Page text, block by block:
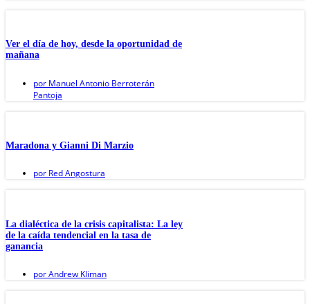
Ver el día de hoy, desde la oportunidad de
mañana
por Manuel Antonio Berroterán
Pantoja
Maradona y Gianni Di Marzio
por Red Angostura
La dialéctica de la crisis capitalista: La ley
de la caída tendencial en la tasa de
ganancia
porAndrew Kliman